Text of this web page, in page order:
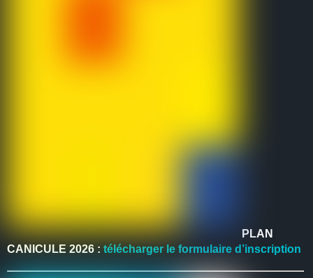
PLAN
CANICULE 2026 :télécharger le formulaire d’inscription